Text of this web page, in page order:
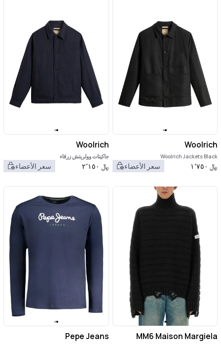
Woolrich
Woolrich Jackets Black
﷼ ١٬٧٥٠ سعر الأعضاء
Woolrich
جاكيتات وولريتش زرقاء
﷼ ٢٬١٥٠ سعر الأعضاء
MM6 Maison Margiela
Pepe Jeans